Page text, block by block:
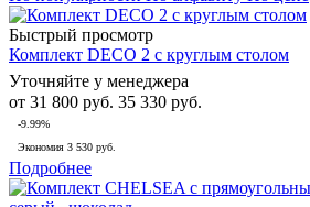
Быстрый просмотр
Комплект DECO 2 с круглым столом
Уточняйте у менеджера
от 31 800 руб. 35 330 руб.
-9.99%
Экономия 3 530 руб.
Подробнее